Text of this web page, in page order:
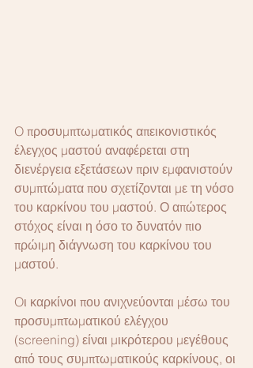
O προσυμπτωματικός απεικονιστικός
έλεγχος μαστού αναφέρεται στη
διενέργεια εξετάσεων πριν εμφανιστούν
συμπτώματα που σχετίζονται με τη νόσο
του καρκίνου του μαστού. Ο απώτερος
στόχος είναι η όσο το δυνατόν πιο
πρώιμη διάγνωση του καρκίνου του
μαστού.
Oι καρκίνοι που ανιχνεύονται μέσω του
προσυμπτωματικού ελέγχου
(screening) είναι μικρότερου μεγέθους
από τους συμπτωματικούς καρκίνους, οι